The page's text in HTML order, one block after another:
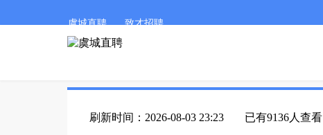
虞城直聘 致才招聘
刷新时间：2026-08-03 23:23 已有9136人查看